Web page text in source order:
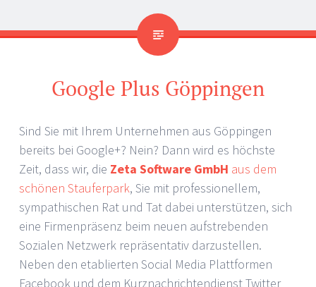
Google Plus Göppingen
Sind Sie mit Ihrem Unternehmen aus Göppingen
bereits bei Google+? Nein? Dann wird es höchste
Zeit, dass wir, die Zeta Software GmbH aus dem
schönen Stauferpark, Sie mit professionellem,
sympathischen Rat und Tat dabei unterstützen, sich
eine Firmenpräsenz beim neuen aufstrebenden
Sozialen Netzwerk repräsentativ darzustellen.
Neben den etablierten Social Media Plattformen
Facebook und dem Kurznachrichtendienst Twitter